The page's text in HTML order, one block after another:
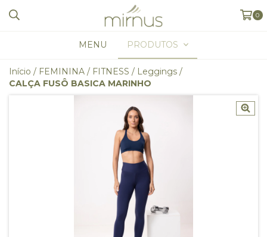
0
MENU PRODUTOS
Início / FEMININA / FITNESS / Leggings /
CALÇA FUSÔ BASICA MARINHO